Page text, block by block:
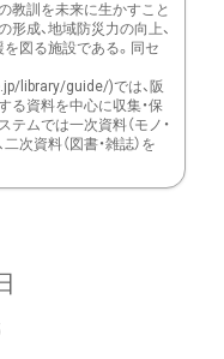
教訓を未来に生かすこと
形成、地域防災力の向上、
図る施設である。同セ
library/guide/)では、阪
る資料を中心に収集・保
テムでは一次資料（モノ・
二次資料（図書・雑誌）を